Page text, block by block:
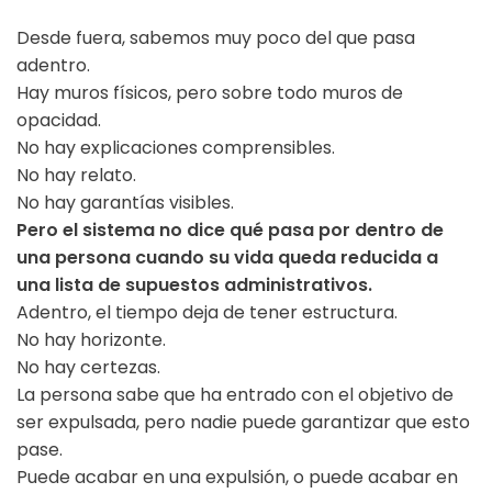
Desde fuera, sabemos muy poco del que pasa
adentro.
Hay muros físicos, pero sobre todo muros de
opacidad.
No hay explicaciones comprensibles.
No hay relato.
No hay garantías visibles.
Pero el sistema no dice qué pasa por dentro de
una persona cuando su vida queda reducida a
una lista de supuestos administrativos.
Adentro, el tiempo deja de tener estructura.
No hay horizonte.
No hay certezas.
La persona sabe que ha entrado con el objetivo de
ser expulsada, pero nadie puede garantizar que esto
pase.
Puede acabar en una expulsión, o puede acabar en